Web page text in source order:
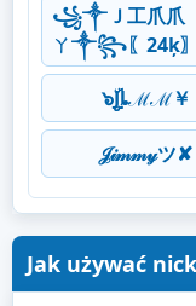
꧁༒Ｊ工爪爪
ㄚ༒꧂〖24ķ〗
๖ۣۣۜJȴℳℳ￥
𝒥𝒾𝓂𝓂𝓎ツ✘
Jak używać